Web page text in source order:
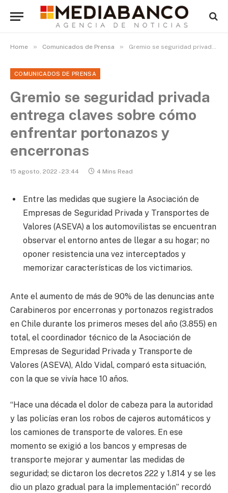
Home » Comunicados de Prensa » Gremio se seguridad privada entrega claves sobre cómo enfrentar portonazos y encerronas
COMUNICADOS DE PRENSA
Gremio se seguridad privada
entrega claves sobre cómo
enfrentar portonazos y
encerronas
15 agosto, 2022 - 23:44 4 Mins Read
Entre las medidas que sugiere la Asociación de
Empresas de Seguridad Privada y Transportes de
Valores (ASEVA) a los automovilistas se encuentran
observar el entorno antes de llegar a su hogar; no
oponer resistencia una vez interceptados y
memorizar características de los victimarios.
Ante el aumento de más de 90% de las denuncias ante
Carabineros por encerronas y portonazos registrados
en Chile durante los primeros meses del año (3.855) en
total, el coordinador técnico de la Asociación de
Empresas de Seguridad Privada y Transporte de
Valores (ASEVA), Aldo Vidal, comparó esta situación,
con la que se vivía hace 10 años.
“Hace una década el dolor de cabeza para la autoridad
y las policías eran los robos de cajeros automáticos y
los camiones de transporte de valores. En ese
momento se exigió a los bancos y empresas de
transporte mejorar y aumentar las medidas de
seguridad; se dictaron los decretos 222 y 1.814 y se les
dio un plazo gradual para la implementación” recordó